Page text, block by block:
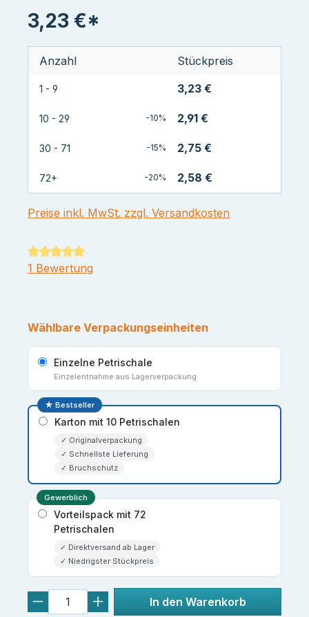
3,23 €*
Anzahl Stückpreis
1 - 9 3,23 €
10 - 29 -10% 2,91 €
30 - 71 -15% 2,75 €
72+ -20% 2,58 €
Preise inkl. MwSt. zzgl. Versandkosten
Durchschnittliche Bewertung von 5 von 5 Sternen
1 Bewertung
Wählbare Verpackungseinheiten
Einzelne Petrischale
Einzelentnahme aus Lagerverpackung
★ Bestseller
Karton mit 10 Petrischalen
✓ Originalverpackung
✓ Schnellste Lieferung
✓ Bruchschutz
Gewerblich
Vorteilspack mit 72
Petrischalen
✓ Direktversand ab Lager
✓ Niedrigster Stückpreis
In den Warenkorb